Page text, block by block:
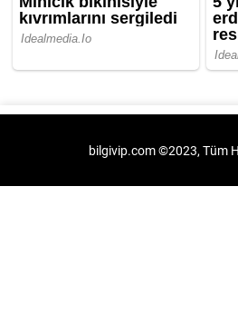
bilgivip.com ©2023, Tüm